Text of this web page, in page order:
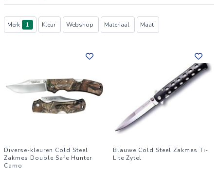
Producten
Merk 1 Kleur Webshop Materiaal Maat
Diverse-kleuren Cold Steel
Zakmes Double Safe Hunter
Camo
Blauwe Cold Steel Zakmes Ti-
Lite Zytel